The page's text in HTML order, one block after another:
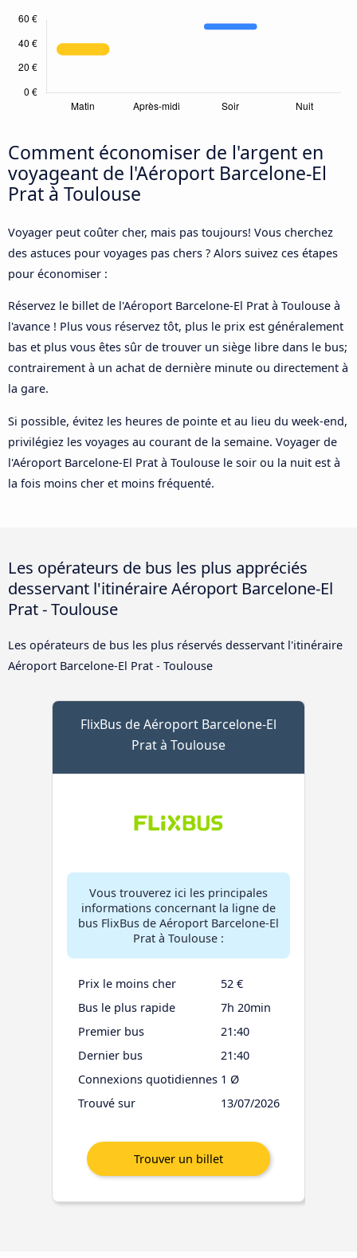
Comment économiser de l'argent en
voyageant de l'Aéroport Barcelone-El
Prat à Toulouse
Voyager peut coûter cher, mais pas toujours! Vous cherchez
des astuces pour voyages pas chers ? Alors suivez ces étapes
pour économiser :
Réservez le billet de l'Aéroport Barcelone-El Prat à Toulouse à
l'avance ! Plus vous réservez tôt, plus le prix est généralement
bas et plus vous êtes sûr de trouver un siège libre dans le bus;
contrairement à un achat de dernière minute ou directement à
la gare.
Si possible, évitez les heures de pointe et au lieu du week-end,
privilégiez les voyages au courant de la semaine. Voyager de
l'Aéroport Barcelone-El Prat à Toulouse le soir ou la nuit est à
la fois moins cher et moins fréquenté.
Les opérateurs de bus les plus appréciés
desservant l'itinéraire Aéroport Barcelone-El
Prat - Toulouse
Les opérateurs de bus les plus réservés desservant l'itinéraire
Aéroport Barcelone-El Prat - Toulouse
FlixBus de Aéroport Barcelone-El
Prat à Toulouse
Vous trouverez ici les principales
informations concernant la ligne de
bus FlixBus de Aéroport Barcelone-El
Prat à Toulouse :
Prix le moins cher
52 €
Bus le plus rapide
7h 20min
Premier bus
21:40
Dernier bus
21:40
Connexions quotidiennes 1 Ø
Trouvé sur
13/07/2026